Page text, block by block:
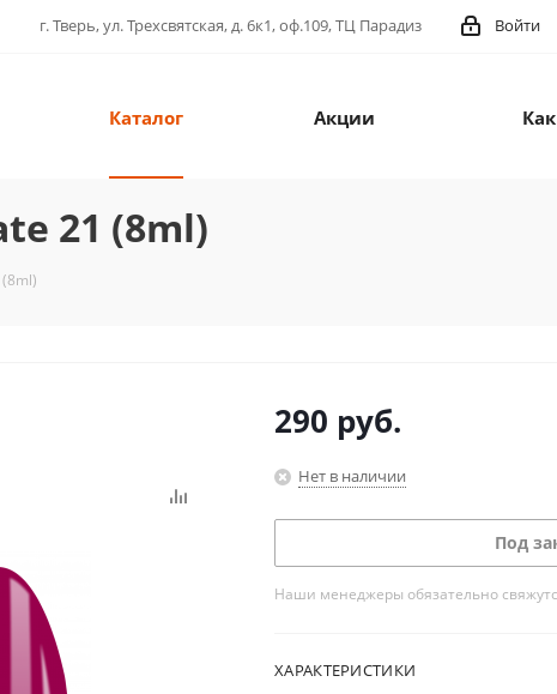
г. Тверь, ул. Трехсвятская, д. 6к1, оф.109, ТЦ Парадиз Войти
Каталог Акции
21 (8ml)
290 руб.
Нет в наличии
Под
Наши менеджеры обязательно
ХАРАКТЕРИСТИКИ